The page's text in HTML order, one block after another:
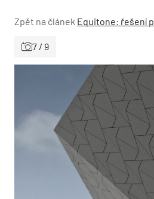
Zpět na článek Equitone: řešení
7 / 9